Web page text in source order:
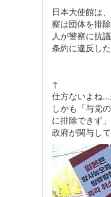
日本大使館は
察は団体を排
人が警察に抗
条約に違反し
↑
仕方ないよね
しかも「与党
に排除できず」
政府が関与し